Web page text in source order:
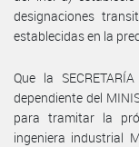
designaciones
establecidas en la
Que la SECRETARÍA
dependiente del
para tramitar la
ingeniera industrial